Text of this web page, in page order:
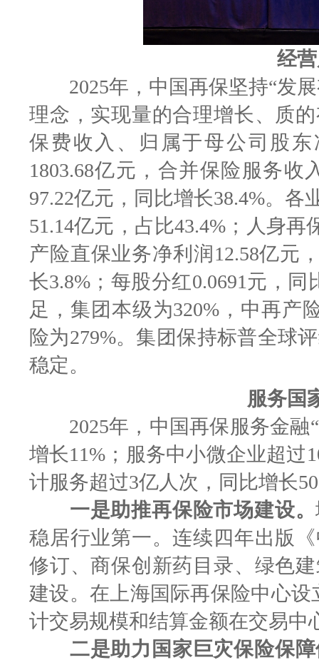
经
2025年，中国再保坚持“发展
理念，实现量的合理增长、质
保费收入、归属于母公司股
1803.68亿元，合并保险服务收
97.22亿元，同比增长38.4%。
51.14亿元，占比43.4%；人身
产险直保业务净利润12.58亿元
长3.8%；每股分红0.0691元，
足，集团本级为320%，中再产
险为279%。集团保持标普全球
稳定。
服务国
2025年，中国再保服务金融“
增长11%；服务中小微企业超过
计服务超过3亿人次，同比增长
一是助推再保险市场建设。
稳居行业第一。连续四年出版
修订、商保创新药目录、绿色
建设。在上海国际再保险中心
计交易规模和结算金额在交易中
二是助力国家巨灾保险保